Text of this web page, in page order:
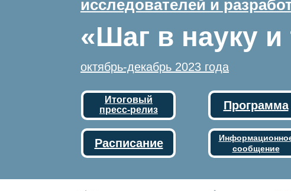
исследователей и
октябрь-декабрь 2023 года
«Шаг в науку и
Итоговый
пресс-релиз
Программа
Расписание
сообщение